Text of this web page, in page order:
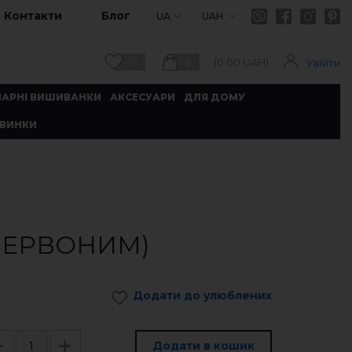
Контакти Блог UA UAH
(0.00 UAH) Увійти
ВИШИВАНКИ АКСЕСУАРИ ДЛЯ ДОМУ
Додати до улюблених
Додати в кошик